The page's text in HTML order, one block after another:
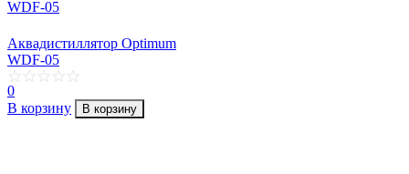
Аквадистиллятор Optimum
WDF-05
0
В корзину
В корзину